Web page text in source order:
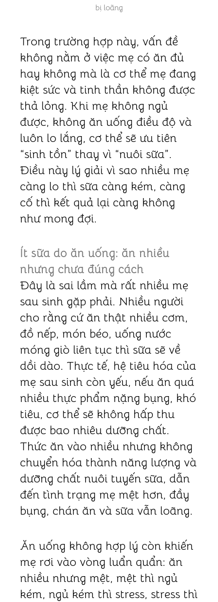
bị loãng
Trong trường hợp này, vấn đề
không nằm ở việc mẹ có ăn đủ
hay không mà là cơ thể mẹ đang
kiệt sức và tinh thần không được
thả lỏng. Khi mẹ không ngủ
được, không ăn uống điều độ và
luôn lo lắng, cơ thể sẽ ưu tiên
“sinh tồn” thay vì “nuôi sữa”.
Điều này lý giải vì sao nhiều mẹ
càng lo thì sữa càng kém, càng
cố thì kết quả lại càng không
như mong đợi.
Ít sữa do ăn uống: ăn nhiều
nhưng chưa đúng cách
Đây là sai lầm mà rất nhiều mẹ
sau sinh gặp phải. Nhiều người
cho rằng cứ ăn thật nhiều cơm,
đồ nếp, món béo, uống nước
móng giò liên tục thì sữa sẽ về
dồi dào. Thực tế, hệ tiêu hóa của
mẹ sau sinh còn yếu, nếu ăn quá
nhiều thực phẩm nặng bụng, khó
tiêu, cơ thể sẽ không hấp thu
được bao nhiêu dưỡng chất.
Thức ăn vào nhiều nhưng không
chuyển hóa thành năng lượng và
dưỡng chất nuôi tuyến sữa, dẫn
đến tình trạng mẹ mệt hơn, đầy
bụng, chán ăn và sữa vẫn loãng.
Ăn uống không hợp lý còn khiến
mẹ rơi vào vòng luẩn quẩn: ăn
nhiều nhưng mệt, mệt thì ngủ
kém, ngủ kém thì stress, stress thì